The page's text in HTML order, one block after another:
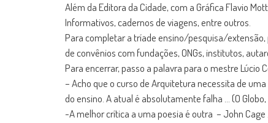
Além da Editora da Cidade, com a Gráfica Flavio
Informativos, cadernos de viagens, entre outros.
Para completar a tríade ensino/pesquisa/
de convênios com fundações, ONGs, institutos,
Para encerrar, passo a palavra para o mestre Lúcio
– Acho que o curso de Arquitetura necessita de
do ensino. A atual é absolutamente falha … (O Globo,
-A melhor crítica a uma poesia é outra – John Cage